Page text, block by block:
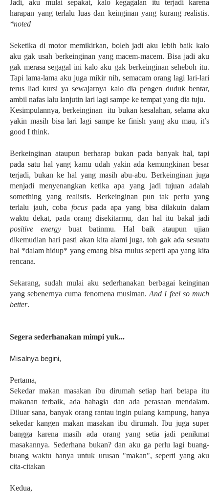
Jadi, aku mulai sepakat, kalo kegagalan itu terjadi karena
harapan yang terlalu luas dan keinginan yang kurang realistis.
*noted
Seketika di motor memikirkan, boleh jadi aku lebih baik kalo
aku gak usah berkeinginan yang macem-macem. Bisa jadi aku
gak merasa segagal ini kalo aku gak berkeinginan seheboh itu.
Tapi lama-lama aku juga mikir nih, semacam orang lagi lari-lari
terus liad kursi ya sewajarnya kalo dia pengen duduk bentar,
ambil nafas lalu lanjutin lari lagi sampe ke tempat yang dia tuju.
Kesimpulannya, berkeinginan
itu bukan kesalahan, selama aku
yakin masih bisa lari lagi sampe ke finish yang aku mau, it’s
good I think.
Berkeinginan ataupun berharap bukan pada banyak hal, tapi
pada satu hal yang kamu udah yakin ada kemungkinan besar
terjadi, bukan ke hal yang masih abu-abu. Berkeinginan juga
menjadi menyenangkan ketika apa yang jadi tujuan adalah
something yang realistis. Berkeinginan pun tak perlu yang
terlalu jauh, coba focus pada apa yang bisa dilakuin dalam
waktu dekat, pada orang disekitarmu, dan hal itu bakal jadi
positive energy buat batinmu. Hal baik ataupun ujian
dikemudian hari pasti akan kita alami juga, toh gak ada sesuatu
hal *dalam hidup* yang emang bisa mulus seperti apa yang kita
rencana.
Sekarang, sudah mulai aku sederhanakan berbagai keinginan
yang sebenernya cuma fenomena musiman.And I feel so much
better.
Segera sederhanakan mimpi yuk...
Misalnya begini,
Pertama,
Sekedar makan masakan ibu dirumah setiap hari betapa itu
makanan terbaik, ada bahagia dan ada perasaan mendalam.
Diluar sana, banyak orang rantau ingin pulang kampung, hanya
sekedar kangen makan masakan ibu dirumah. Ibu juga super
bangga karena masih ada orang yang setia jadi penikmat
masakannya. Sederhana bukan? dan aku ga perlu lagi buang-
buang waktu hanya untuk urusan "makan", seperti yang aku
cita-citakan
Kedua,